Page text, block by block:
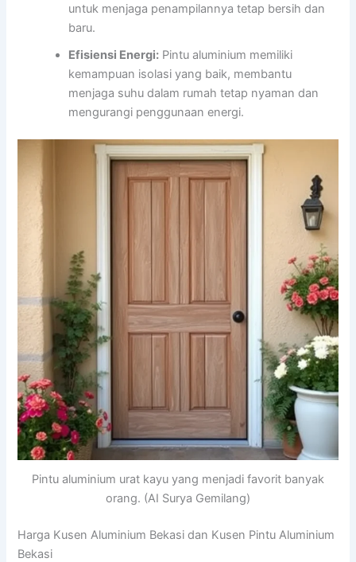
untuk menjaga penampilannya tetap bersih dan
baru.
Efisiensi Energi: Pintu aluminium memiliki
kemampuan isolasi yang baik, membantu
menjaga suhu dalam rumah tetap nyaman dan
mengurangi penggunaan energi.
Pintu aluminium urat kayu yang menjadi favorit banyak
orang. (AI Surya Gemilang)
Harga Kusen Aluminium Bekasi dan Kusen Pintu Aluminium
Bekasi